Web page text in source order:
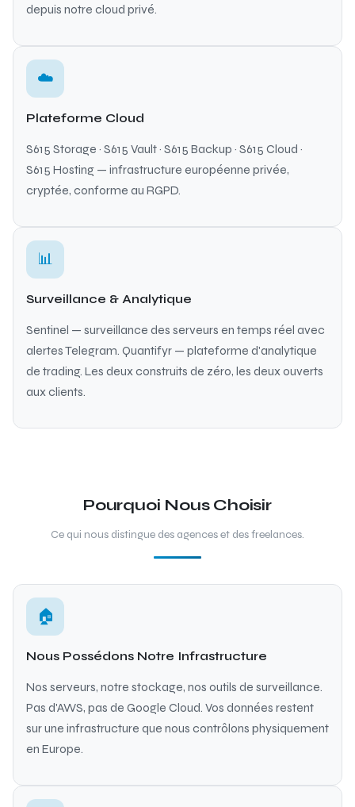
depuis notre cloud privé.
☁️
Plateforme Cloud
S615 Storage · S615 Vault · S615 Backup · S615 Cloud ·
S615 Hosting — infrastructure européenne privée,
cryptée, conforme au RGPD.
📊
Surveillance & Analytique
Sentinel — surveillance des serveurs en temps réel avec
alertes Telegram. Quantifyr — plateforme d'analytique
de trading. Les deux construits de zéro, les deux ouverts
aux clients.
Pourquoi Nous Choisir
Ce qui nous distingue des agences et des freelances.
🏠
Nous Possédons Notre Infrastructure
Nos serveurs, notre stockage, nos outils de surveillance.
Pas d'AWS, pas de Google Cloud. Vos données restent
sur une infrastructure que nous contrôlons physiquement
en Europe.